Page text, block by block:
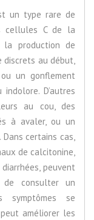
un type rare de
cellules C de la
la production de
discrets au début,
un gonflement
D’autres
au cou, des
à avaler, ou un
certains cas,
de calcitonine,
peuvent
de consulter un
se
améliorer les